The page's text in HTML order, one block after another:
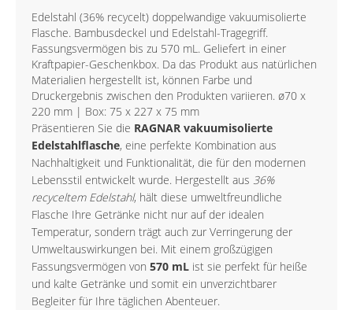
Edelstahl (36% recycelt) doppelwandige vakuumisolierte
Flasche. Bambusdeckel und Edelstahl-Tragegriff.
Fassungsvermögen bis zu 570 mL. Geliefert in einer
Kraftpapier-Geschenkbox. Da das Produkt aus natürlichen
Materialien hergestellt ist, können Farbe und
Druckergebnis zwischen den Produkten variieren. ø70 x
220 mm | Box: 75 x 227 x 75 mm
Präsentieren Sie die RAGNAR vakuumisolierte
Edelstahlflasche, eine perfekte Kombination aus
Nachhaltigkeit und Funktionalität, die für den modernen
Lebensstil entwickelt wurde. Hergestellt aus 36%
recyceltem Edelstahl, hält diese umweltfreundliche
Flasche Ihre Getränke nicht nur auf der idealen
Temperatur, sondern trägt auch zur Verringerung der
Umweltauswirkungen bei. Mit einem großzügigen
Fassungsvermögen von 570 mL ist sie perfekt für heiße
und kalte Getränke und somit ein unverzichtbarer
Begleiter für Ihre täglichen Abenteuer.